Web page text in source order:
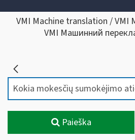
VMI Machine translation /
VMI Машинний
Paieška